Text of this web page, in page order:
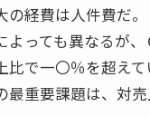
経費は人件費だ。
よっても異なるが
で一〇％を超えて
最重要課題は、対